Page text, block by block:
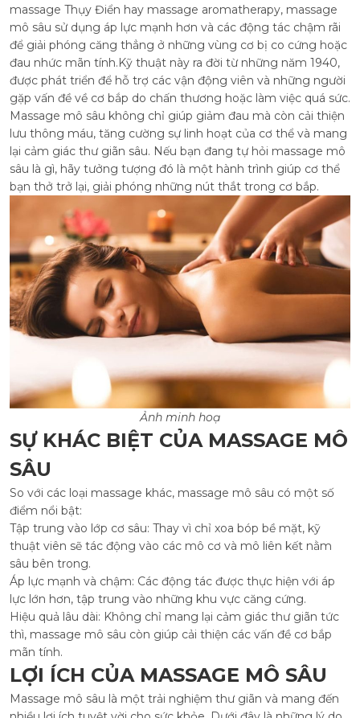
massage Thụy Điển hay massage aromatherapy, massage
mô sâu sử dụng áp lực mạnh hơn và các động tác chậm rãi
để giải phóng căng thẳng ở những vùng cơ bị co cứng hoặc
đau nhức mãn tính.Kỹ thuật này ra đời từ những năm 1940,
được phát triển để hỗ trợ các vận động viên và những người
gặp vấn đề về cơ bắp do chấn thương hoặc làm việc quá sức.
Massage mô sâu không chỉ giúp giảm đau mà còn cải thiện
lưu thông máu, tăng cường sự linh hoạt của cơ thể và mang
lại cảm giác thư giãn sâu. Nếu bạn đang tự hỏi massage mô
sâu là gì, hãy tưởng tượng đó là một hành trình giúp cơ thể
bạn thở trở lại, giải phóng những nút thắt trong cơ bắp.
Ảnh minh hoạ
SỰ KHÁC BIỆT CỦA MASSAGE MÔ
SÂU
So với các loại massage khác, massage mô sâu có một số
điểm nổi bật:
Tập trung vào lớp cơ sâu: Thay vì chỉ xoa bóp bề mặt, kỹ
thuật viên sẽ tác động vào các mô cơ và mô liên kết nằm
sâu bên trong.
Áp lực mạnh và chậm: Các động tác được thực hiện với áp
lực lớn hơn, tập trung vào những khu vực căng cứng.
Hiệu quả lâu dài: Không chỉ mang lại cảm giác thư giãn tức
thì, massage mô sâu còn giúp cải thiện các vấn đề cơ bắp
mãn tính.
LỢI ÍCH CỦA MASSAGE MÔ SÂU
Massage mô sâu là một trải nghiệm thư giãn và mang đến